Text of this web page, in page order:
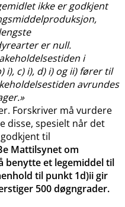
ikke er godkjent
er null.
i
i), c) i), d) i) og ii) fører til
avrundes
Forskriver må vurdere
disse, spesielt når det
til
Mattilsynet om
benytte et legemiddel til
til punkt 1d)ii gir
500 døgngrader.